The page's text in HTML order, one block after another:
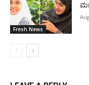
Fresh News